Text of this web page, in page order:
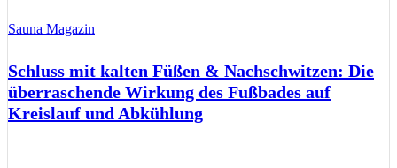
Sauna Magazin
Schluss mit kalten Füßen & Nachschwitzen: Die
überraschende Wirkung des Fußbades auf
Kreislauf und Abkühlung